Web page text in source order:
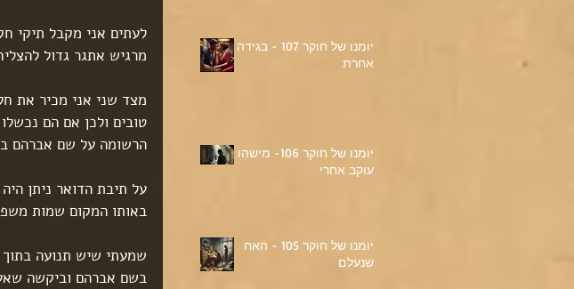
יומנו של חוקר 107 - בגידה
אחרת
יומנו של חוקר 106- מישהו
עוקב אחרי
יומנו של חוקר 105 - האח
שנעלם
לעתים אני מקבל תיקי
מרגיש אתגר גדול
מצד שני אני מכיר את
טובים ולכן אם הם
הרשומה על שם אברהם
על תיבת הדואר ניתן
באותו המקום שמות
שמעתי שיש תנועה
בשם אברהם וביקשה